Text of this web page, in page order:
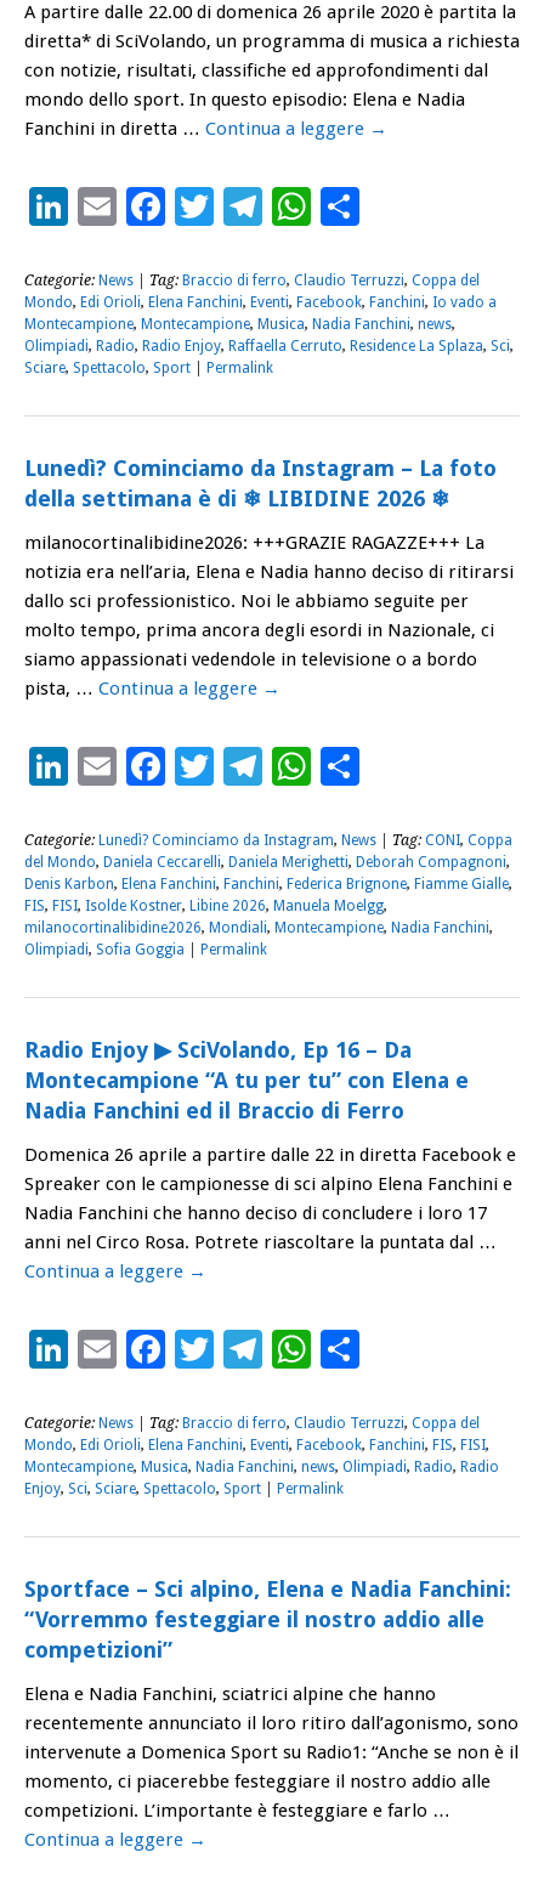
A partire dalle 22.00 di domenica 26 aprile 2020 è partita la
diretta* di SciVolando, un programma di musica a richiesta
con notizie, risultati, classifiche ed approfondimenti dal
mondo dello sport. In questo episodio: Elena e Nadia
Fanchini in diretta … Continua a leggere →
LinkedIn
EmailFacebook
Twitter
Telegram
WhatsApp
Categorie: News | Tag: Braccio di ferro, Claudio Terruzzi, Coppa del
Mondo, Edi Orioli, Elena Fanchini, Eventi, Facebook, Fanchini, Io vado a
Montecampione, Montecampione, Musica, Nadia Fanchini, news,
Olimpiadi, Radio, Radio Enjoy, Raffaella Cerruto, Residence La Splaza, Sci,
Sciare, Spettacolo, Sport Permalink
Lunedì? Cominciamo da Instagram – La foto
della settimana è di ❄ LIBIDINE 2026 ❄
milanocortinalibidine2026: +++GRAZIE RAGAZZE+++ La
notizia era nell’aria, Elena e Nadia hanno deciso di ritirarsi
dallo sci professionistico. Noi le abbiamo seguite per
molto tempo, prima ancora degli esordi in Nazionale, ci
siamo appassionati vedendole in televisione o a bordo
pista, … Continua a leggere →
LinkedIn
EmailFacebook
Twitter
Telegram
WhatsApp
Categorie: Lunedì? Cominciamo da Instagram, News | Tag: CONI, Coppa
del Mondo, Daniela Ceccarelli, Daniela Merighetti, Deborah Compagnoni,
Denis Karbon, Elena Fanchini, Fanchini, Federica Brignone, Fiamme Gialle,
FIS, FISI, Isolde Kostner, Libine 2026, Manuela Moelgg,
milanocortinalibidine2026, Mondiali, Montecampione, Nadia Fanchini,
Olimpiadi, Sofia Goggia Permalink
Radio Enjoy ▶ SciVolando, Ep 16 – Da
Montecampione “A tu per tu” con Elena e
Nadia Fanchini ed il Braccio di Ferro
Domenica 26 aprile a partire dalle 22 in diretta Facebook e
Spreaker con le campionesse di sci alpino Elena Fanchini e
Nadia Fanchini che hanno deciso di concludere i loro 17
anni nel Circo Rosa. Potrete riascoltare la puntata dal …
Continua a leggere →
LinkedIn
EmailFacebook
Twitter
Telegram
WhatsApp
Categorie: News | Tag: Braccio di ferro, Claudio Terruzzi, Coppa del
Mondo, Edi Orioli, Elena Fanchini, Eventi, Facebook, Fanchini, FIS, FISI,
Montecampione, Musica, Nadia Fanchini, news, Olimpiadi, Radio, Radio
Enjoy, Sci, Sciare, Spettacolo, Sport Permalink
Sportface – Sci alpino, Elena e Nadia Fanchini:
“Vorremmo festeggiare il nostro addio alle
competizioni”
Elena e Nadia Fanchini, sciatrici alpine che hanno
recentemente annunciato il loro ritiro dall’agonismo, sono
intervenute a Domenica Sport su Radio1: “Anche se non è il
momento, ci piacerebbe festeggiare il nostro addio alle
competizioni. L’importante è festeggiare e farlo …
Continua a leggere →